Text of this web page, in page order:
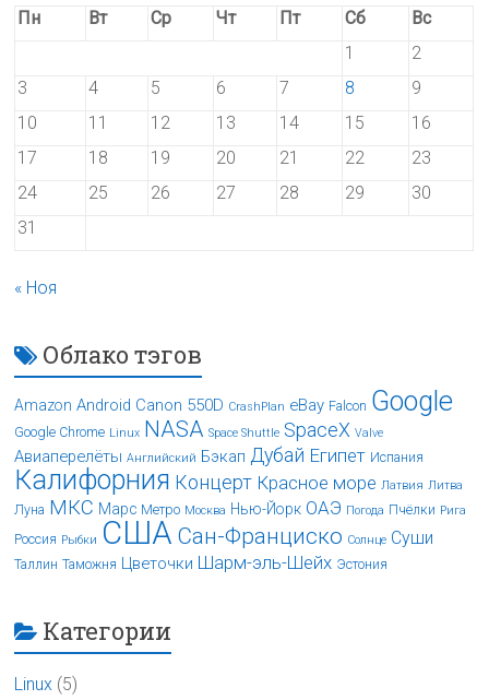
Пн
Вт Ср Чт Пт Сб
Вс
1
2
3
4 5 6 7 8
9
10
11 12 13 14 15
16
17
18 19 20 21 22
23
24
25 26 27 28 29
30
31
« Ноя
Облако тэгов
Amazon Android Canon 550D CrashPlan eBay Falcon Google
Google Chrome Linux NASA Space Shuttle SpaceX Valve
Авиаперелёты Английский Бэкап Дубай Египет Испания
Калифорния Концерт Красное море Латвия Литва
Луна МКС Марс Метро Москва Нью-Йорк ОАЭ Погода Пчёлки Рига
Россия Рыбки США Сан-Франциско Солнце Суши
Таллин Таможня Цветочки Шарм-эль-Шейх Эстония
Категории
Linux (5)